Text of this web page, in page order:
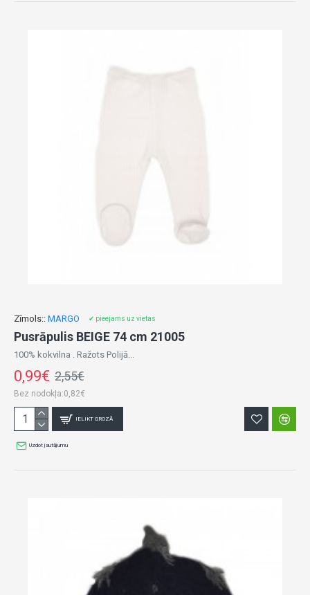
Zīmols:: MARGO ✔ pieejams uz vietas
Pusrāpulis BEIGE 74 cm 21005
100% kokvilna . Ražots Polijā...
0,99€ 2,55€
Bez nodokļa:0,82€
IELIKT GROZĀ
Uzdot jautājumu